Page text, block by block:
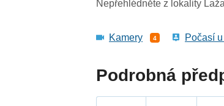
Nepřehlédněte z lokality
Kamery 4 Počasí
Podrobná